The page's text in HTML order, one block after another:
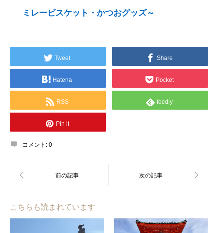
ミレービスケット・かつおグッズ～
Tweet Share
Hatena Pocket
RSS feedly
Pin it
コメント: 0
こちらも読まれています